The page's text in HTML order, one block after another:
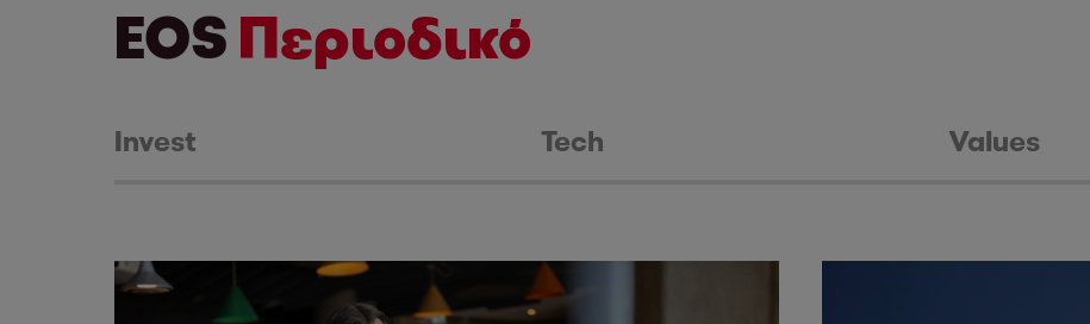
EOS Περιοδικό
Invest Tech Values